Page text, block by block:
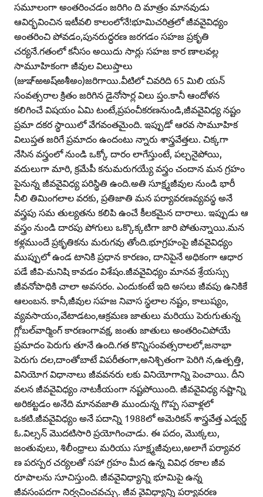
సమూలంగా అంతరించడం జరిగిం ది మాత్రం మానవుడు
ఆవిర్భవించిన ఇటీవలి కాలంలోనే!భూమిచరిత్రలో జీవవైవిధ్యం
అంతరించి పోవడం,పునరుద్ధరణ జరగడం సహజ ప్రకృతి
చర్యనే.గతంలో కనీసం అయిదు సార్లు సహజ కార ణాలవల్ల
సామూహికంగా జీవుల విలుప్తాలు
(జుఞ్‌ఱఅష్‌ఱశీఅం)జరిగాయి.వీటిలో చివరిది 65 మిలి యన్‌
సంవత్సరాల క్రితం జరిగిన డైనోసార్ల విలు ప్తం.కానీ ఆందోళన
కలిగించే విషయం ఏమి టంటే,ప్రపంచీకరణనుండి,జీవవైవిధ్య నష్టం
ప్రమా దకర స్థాయిలో వేగవంతమైంది. ఇప్పుడో ఆరవ సామూహిక
విలుప్తత జరిగే ప్రమాదం ఉందంటు న్నారు శాస్త్రవేత్తలు. చిక్కగా
నేసిన వస్త్రంలో నుండి ఒక్కో దారం లాగేస్తుంటే, పల్చనైపోయి,
వదులుగా మారి, క్రమేపీ కనుమరుగయ్యే వస్త్రం చందాన మన గ్రహం
పైనున్న జీవవైవిధ్య పరిస్థితి ఉంది.అతి సూక్ష్మజీవుల నుండి భారీ
నీలి తిమింగలాల వరకు, ప్రతిజాతి మన పర్యావరణవ్యవస్థ అనే
వస్త్రపు సమ తుల్యతను కలిపి ఉంచే కీలకమైన దారాలు. ఇప్పుడు ఆ
వస్త్రం నుండి దారపు పోగులు ఒక్కొక్కటిగా జారి పోతున్నాయి.మన
కళ్లముందే ప్రకృతికను మరుగవు తోంది.భూగ్రహంపై జీవవైవిధ్యం
ముప్పులో ఉండ టానికి ప్రధాన కారణం, దానిపైనే అధికంగా ఆధార
పడే జీవి-మనిషి కావడం విశేషం.జీవవైవిధ్యం మానవ శ్రేయస్సు
జీవనోపాధికి చాలా అవసరం. ఎందుకంటే ఇది అసలు జీవపు ఉనికికే
ఆలంబన. కానీ,జీవుల సహజ నివాస స్థలాల నష్టం, కాలుష్యం,
వ్యవసాయం,వేటాడటం,ఆక్రమణ జాతులు మరియు పెరుగుతున్న
గ్లోబల్‌వార్మింగ్‌ కారణంగావక్ష, జంతు జాతులు అంతరించిపోయే
ప్రమాదం పెరుగు తూనే ఉంది.గత కొన్నిసంవత్సరాలలో,జనాభా
పెరుగు దల,దాంతోబాటే విపరీతంగా,అనిశ్చితంగా పెరిగి న,ఉత్పత్తి,
వినియోగ విధానాలు జీవవనరు లకు వినియోగాన్ని పెంచాయి. దీని
వలన జీవవైవిధ్యం నాటకీయంగా నష్టపోయింది. జీవవైవిధ్య నష్టాన్ని
అరికట్టడం అనేది మానవజాతి ముందున్న గొప్ప సవాళ్లలో
ఒకటి.జీవవైవిధ్యం అనే పదాన్ని 1988లో అమెరికన్‌ శాస్త్రవేత్త ఎడ్వర్డ్‌
ఓ.విల్సన్‌ మొదటిసారి ప్రయోగించాడు. ఈ పదం, మొక్కలు,
జంతువులు, శిలీంధ్రాలు మరియు సూక్ష్మజీవులు,అలాగే పర్యావర
ణ పరస్పర చర్యలతో సహా గ్రహం మీద ఉన్న వివిధ రకాల జీవ
రూపాలను సూచిస్తుంది. జీవవైవిధ్యాన్ని భూమిపై ఉన్న
జీవసంపదగా నిర్వచించవచ్చు. జీవ వైవిధ్యాన్ని పర్యావరణ